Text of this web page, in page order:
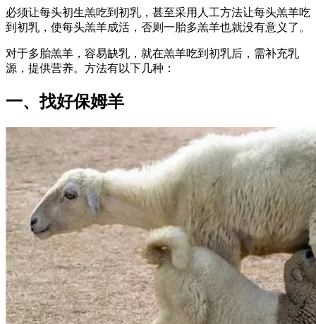
必须让每头初生羔吃到初乳，甚至采用人工方法让每头羔羊吃
到初乳，使每头羔羊成活，否则一胎多羔羊也就没有意义了。
对于多胎羔羊，容易缺乳，就在羔羊吃到初乳后，需补充乳
源，提供营养。方法有以下几种：
一、找好保姆羊